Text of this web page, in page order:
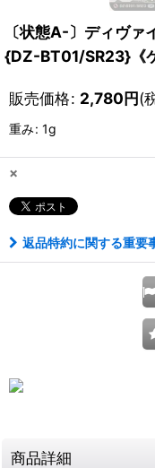
〔状態A-〕ディヴァ
{DZ-BT01/SR23}《
販売価格: 2,780円(
重み: 1g
×
返品特約に関する重要
商品詳細